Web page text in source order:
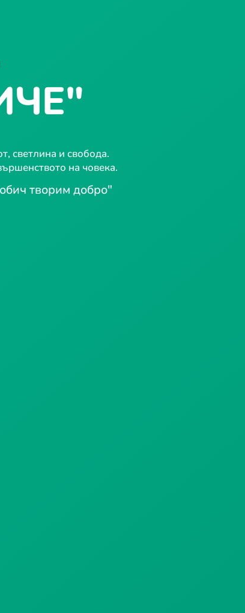
светлина и свобода.
на човека.
творим добро"